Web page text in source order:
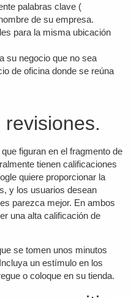
palabras clave (
de su empresa.
para la misma ubicación
su negocio que no sea
de oficina donde se reúna
figuran en el fragmento de
tienen calificaciones
quiere proporcionar la
y los usuarios desean
parezca mejor. En ambos
una alta calificación de
se tomen unos minutos
un estímulo en los
o coloque en su tienda.